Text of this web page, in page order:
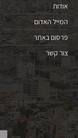
אודות
המייל האדום
פרסום באתר
צור קשר